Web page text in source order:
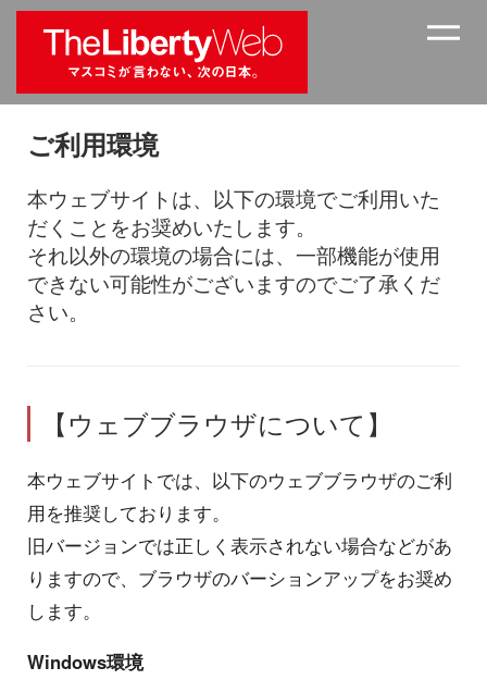
ご利用環境
本ウェブサイトは、以下の環境でご利用いた
だくことをお奨めいたします。
それ以外の環境の場合には、一部機能が使用
できない可能性がございますのでご了承くだ
さい。
【ウェブブラウザについて】
本ウェブサイトでは、以下のウェブブラウザのご利
用を推奨しております。
旧バージョンでは正しく表示されない場合などがあ
りますので、ブラウザのバーションアップをお奨め
します。
Windows環境